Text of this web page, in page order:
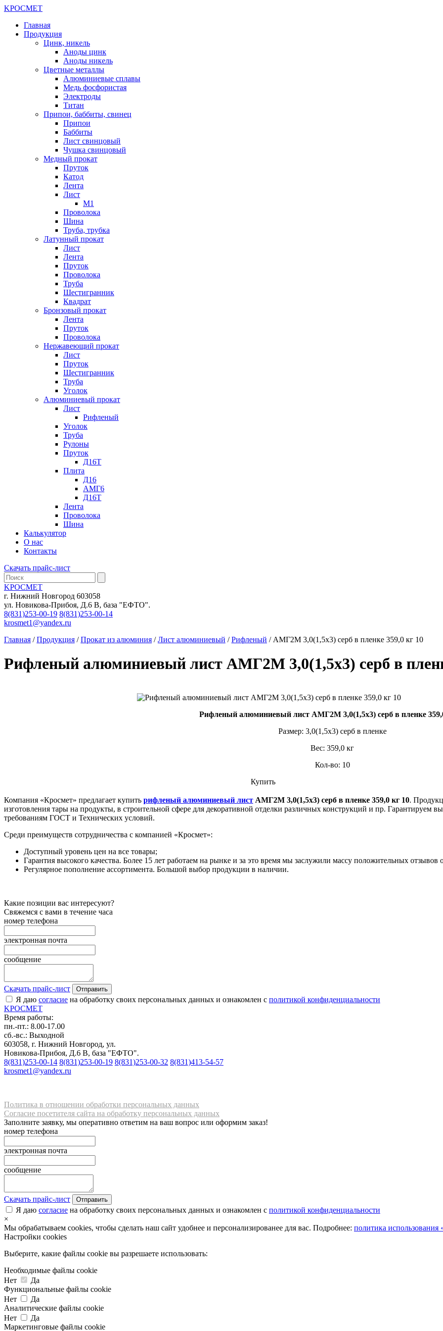
KРОСМЕТ
Главная
Продукция
Цинк, никель
Аноды цинк
Аноды никель
Цветные металлы
Алюминиевые сплавы
Медь фосфористая
Электроды
Титан
Припои, баббиты, свинец
Припои
Баббиты
Лист свинцовый
Чушка свинцовый
Медный прокат
Пруток
Катод
Лента
Лист
М1
Проволока
Шина
Труба, трубка
Латунный прокат
Лист
Лента
Пруток
Проволока
Труба
Шестигранник
Квадрат
Бронзовый прокат
Лента
Пруток
Проволока
Нержавеющий прокат
Лист
Пруток
Шестигранник
Труба
Уголок
Алюминиевый прокат
Лист
Рифленый
Уголок
Труба
Рулоны
Пруток
Д16Т
Плита
Д16
АМГ6
Д16Т
Лента
Проволока
Шина
Калькулятор
О нас
Контакты
Скачать прайс-лист
KРОСМЕТ
г. Нижний Новгород 603058
ул. Новикова-Прибоя, Д.6 В, база "ЕФТО".
8(831)253-00-19 8(831)253-00-14
krosmet1@yandex.ru
Главная /Продукция /Прокат из алюминия /Лист алюминиевый /Рифленый / АМГ2М 3,0(1,5х3) серб в пленке 359,0 кг 10
Рифленый алюминиевый лист АМГ2М 3,0(1,5х3) серб в
Рифленый алюминиевый лист АМГ2М 3,0(1,5х3) серб в пленке
Размер: 3,0(1,5х3) серб в пленке
Вес: 359,0 кг
Кол-во: 10
Купить
Компания «Кросмет» предлагает купить рифленый алюминиевый лист АМГ2М 3,0(1,5х3) серб в пленке 359,0 кг 10.
изготовления тары на продукты, в строительной сфере для декоративной отделки различных конструкций и пр. Гарантируем
требованиям ГОСТ и Технических условий.
Среди преимуществ сотрудничества с компанией «Кросмет»:
Доступный уровень цен на все товары;
Гарантия высокого качества. Более 15 лет работаем на рынке и за это время мы заслужили массу положительных отзывов
Регулярное пополнение ассортимента. Большой выбор продукции в наличии.
Какие позиции вас интересуют?
Свяжемся с вами в течение часа
номер телефона
электронная почта
сообщение
Скачать прайс-лист Отправить
Я даю согласие на обработку своих персональных данных и ознакомлен с политикой конфиденциальности
KРОСМЕТ
Время работы:
пн.-пт.: 8.00-17.00
сб.-вс.: Выходной
603058, г. Нижний Новгород, ул.
Новикова-Прибоя, Д.6 В, база "ЕФТО".
8(831)253-00-14 8(831)253-00-19 8(831)253-00-32 8(831)413-54-57
krosmet1@yandex.ru
Политика в отношении обработки персональных данных
Согласие посетителя сайта на обработку персональных данных
Заполните заявку, мы оперативно ответим на ваш вопрос или оформим заказ!
номер телефона
электронная почта
сообщение
Скачать прайс-лист Отправить
Я даю согласие на обработку своих персональных данных и ознакомлен с политикой конфиденциальности
×
Мы обрабатываем cookies, чтобы сделать наш сайт удобнее и персонализированее для вас. Подробнее: политика использования
Настройки cookies
Выберите, какие файлы cookie вы разрешаете использовать:
Необходимые файлы cookie
Нет
Да
Функциональные файлы cookie
Нет
Да
Аналитические файлы cookie
Нет
Да
Маркетинговые файлы cookie